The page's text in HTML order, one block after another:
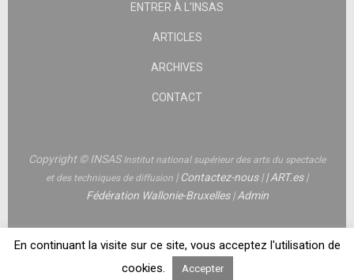
ENTRER À L’INSAS
ARTICLES
ARCHIVES
CONTACT
Copyright © INSASInstitut national supérieur des arts du spectacle
et des techniques de diffusion |Contactez-nous||ART.es|
Fédération Wallonie-Bruxelles|Admin
En continuant la visite sur ce site, vous acceptez l'utilisation de
cookies.
Accepter